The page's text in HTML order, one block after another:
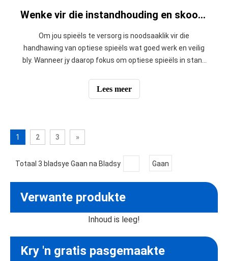
Wenke vir die instandhouding en skoonmaak van optiese spieëls.
Om jou spieëls te versorg is noodsaaklik vir die
handhawing van optiese spieëls wat goed werk en veilig
bly. Wanneer jy daarop fokus om optiese spieëls in stand
toerusting help om korrek te werk. Studies toon dat
behoorlike skoonmaak en versorging die verlies o
Lees meer
1 2 3 »
Totaal 3 bladsye Gaan na Bladsy Gaan
Verwante produkte
Inhoud is leeg!
Kry 'n gratis pasgemaakte